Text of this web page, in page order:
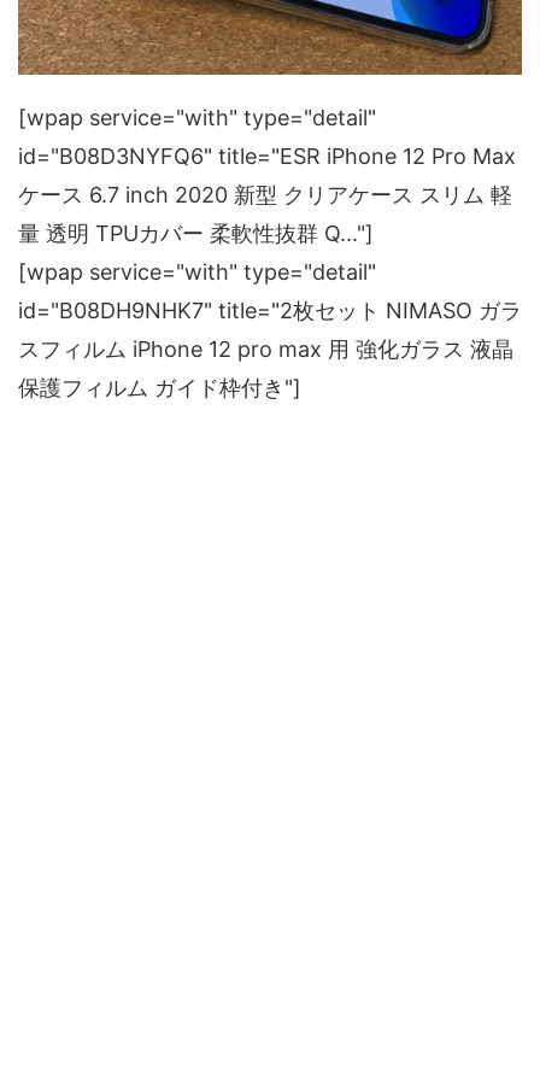
[wpap service="with" type="detail"
id="B08D3NYFQ6" title="ESR iPhone 12 Pro Max
ケース 6.7 inch 2020 新型 クリアケース スリム 軽
量 透明 TPUカバー 柔軟性抜群 Q..."]
[wpap service="with" type="detail"
id="B08DH9NHK7" title="2枚セット NIMASO ガラ
スフィルム iPhone 12 pro max 用 強化ガラス 液晶
保護フィルム ガイド枠付き"]